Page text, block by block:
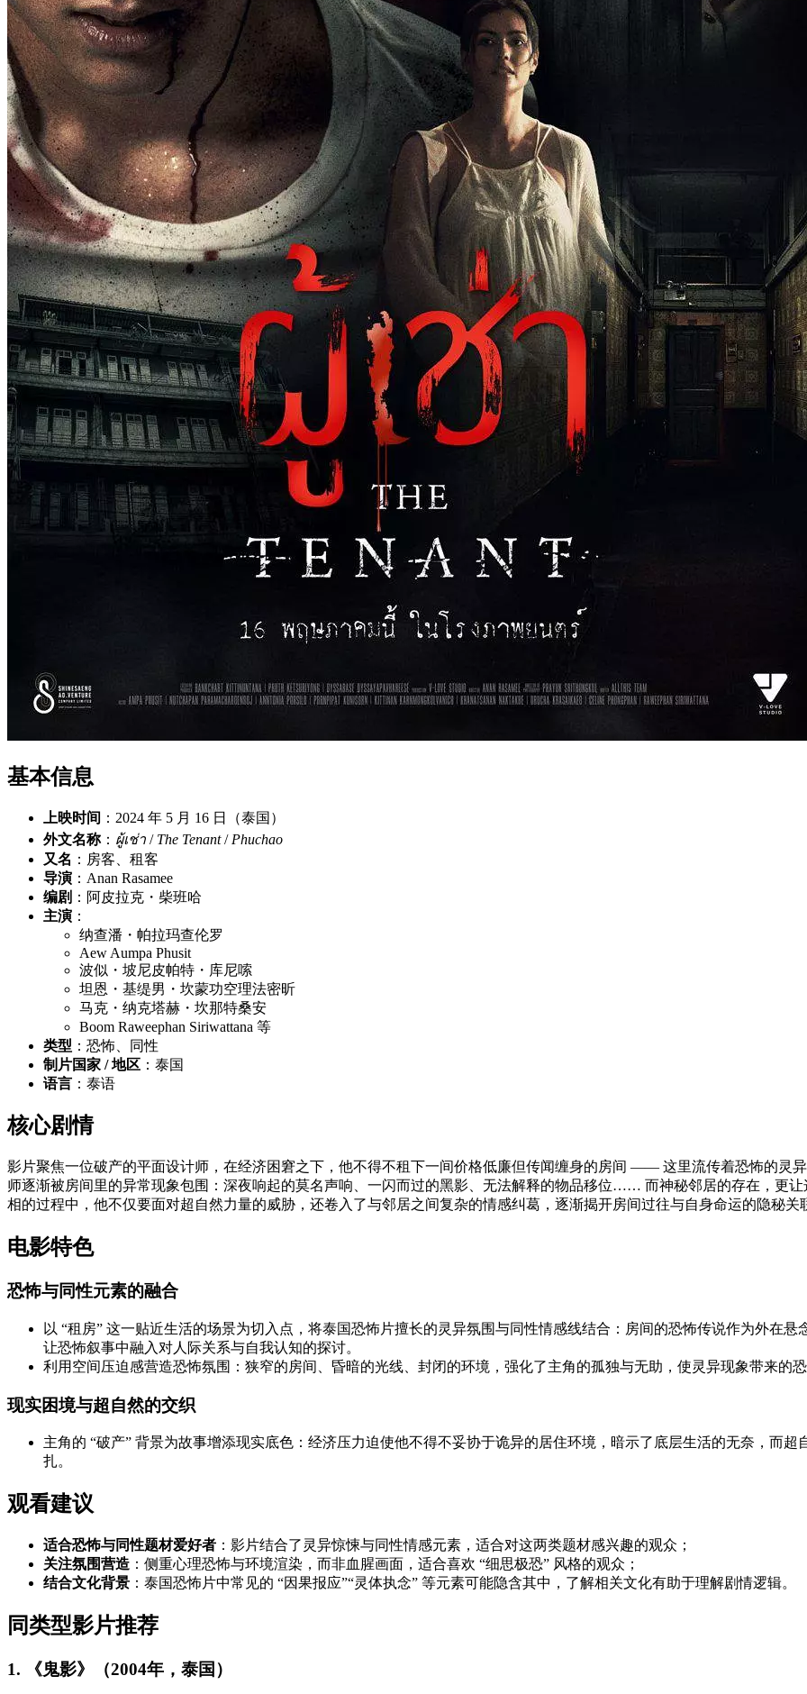
基本信息
上映时间 ：2024 年 5 月 16 日（泰国）
外文名称： ผู้เช่า / The Tenant/ Phuchao
又名 ：房客、租客
导演 ：Anan Rasamee
编剧 ：阿皮拉克・柴班哈
主演 ：
纳查潘・帕拉玛查伦罗
Aew Aumpa Phusit
波似・坡尼皮帕特・库尼嗦
坦恩・基缇男・坎蒙功空理法密昕
马克・纳克塔赫・坎那特桑安
Boom Raweephan Siriwattana 等
类型 ：恐怖、同性
制片国家 / 地区 ：泰国
语言 ：泰语
核心剧情
影片聚焦一位破产的平面设计师，在经济困窘之下，他不得不租下一间价格低廉但传闻缠身的房间 —— 这里流传着恐怖的灵
师逐渐被房间里的异常现象包围：深夜响起的莫名声响、一闪而过的黑影、无法解释的物品移位…… 而神秘邻居的存在，更
相的过程中，他不仅要面对超自然力量的威胁，还卷入了与邻居之间复杂的情感纠葛，逐渐揭开房间过往与自身命运的隐秘关
电影特色
恐怖与同性元素的融合
以 “租房” 这一贴近生活的场景为切入点，将泰国恐怖片擅长的灵异氛围与同性情感线结合：房间的恐怖传说作为外在
让恐怖叙事中融入对人际关系与自我认知的探讨。
利用空间压迫感营造恐怖氛围：狭窄的房间、昏暗的光线、封闭的环境，强化了主角的孤独与无助，使灵异现象带来的
现实困境与超自然的交织
主角的 “破产” 背景为故事增添现实底色：经济压力迫使他不得不妥协于诡异的居住环境，暗示了底层生活的无奈，而
扎。
观看建议
适合恐怖与同性题材爱好者 ：影片结合了灵异惊悚与同性情感元素，适合对这两类题材感兴趣的观众；
关注氛围营造 ：侧重心理恐怖与环境渲染，而非血腥画面，适合喜欢 “细思极恐” 风格的观众；
结合文化背景 ：泰国恐怖片中常见的 “因果报应”“灵体执念” 等元素可能隐含其中，了解相关文化有助于理解剧情逻辑。
同类型影片推荐
1. 《鬼影》（2004年，泰国）